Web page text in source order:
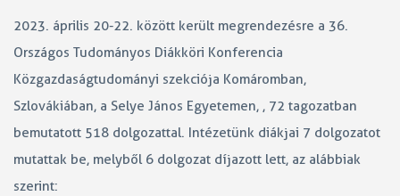
2023. április 20-22. között került megrendezésre a 36.
Országos Tudományos Diákköri Konferencia
Közgazdaságtudományi szekciója Komáromban,
Szlovákiában, a Selye János Egyetemen, , 72 tagozatban
bemutatott 518 dolgozattal. Intézetünk diákjai 7 dolgozatot
mutattak be, melyből 6 dolgozat díjazott lett, az alábbiak
szerint: